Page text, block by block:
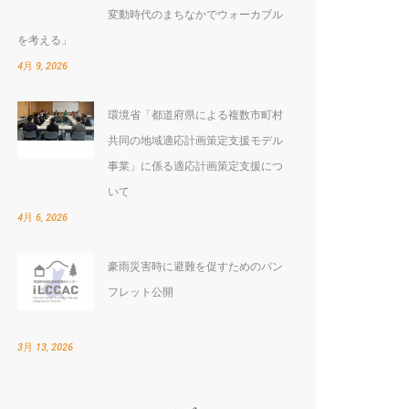
変動時代のまちなかでウォーカブル
を考える」
4月 9, 2026
環境省「都道府県による複数市町村
共同の地域適応計画策定支援モデル
事業」に係る適応計画策定支援につ
いて
4月 6, 2026
豪雨災害時に避難を促すためのパン
フレット公開
3月 13, 2026